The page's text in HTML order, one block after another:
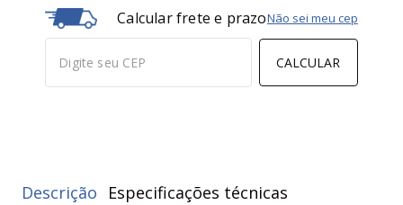
Calcular frete e prazo
CALCULAR
Não sei meu cep
Descrição Especificações técnicas